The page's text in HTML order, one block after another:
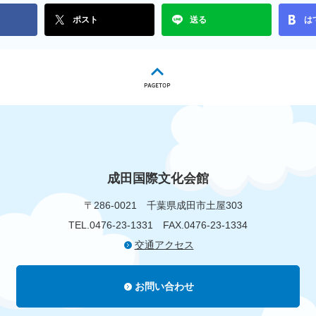
ポスト 送る は
成田国際文化会館
〒286-0021 千葉県成田市土屋303
TEL.0476-23-1331 FAX.0476-23-1334
交通アクセス
お問い合わせ